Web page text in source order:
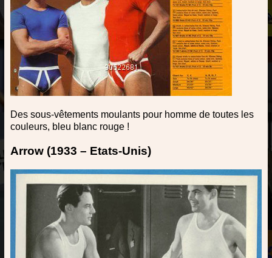
Des sous-vêtements moulants pour homme de toutes les
couleurs, bleu blanc rouge !
Arrow (1933 – Etats-Unis)